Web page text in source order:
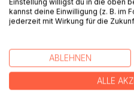
Ursela Bresch wurde 1952 in
Sie machte nach einer
und Hauptschullehramt mit
Bildende Kunst.
Es folgten Tätigkeiten
Schulen in Baden-
kannst deine Einwilligung (z. B. im
jederzeit mit Wirkung für die
ABLEHNEN
ALLE